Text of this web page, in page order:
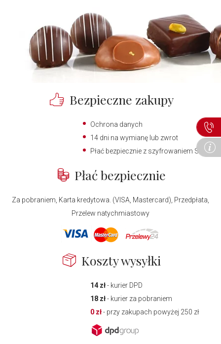
Bezpieczne zakupy
Ochrona danych
14 dni na wymianę lub zwrot
Płać bezpiecznie z szyfrowaniem SSL
Płać bezpiecznie
Za pobraniem, Karta kredytowa. (VISA, Mastercard), Przedpłata,
Przelew natychmiastowy
Koszty wysyłki
14 zł- kurier DPD
18 zł- kurier za pobraniem
0 zł- przy zakupach powyżej 250 zł